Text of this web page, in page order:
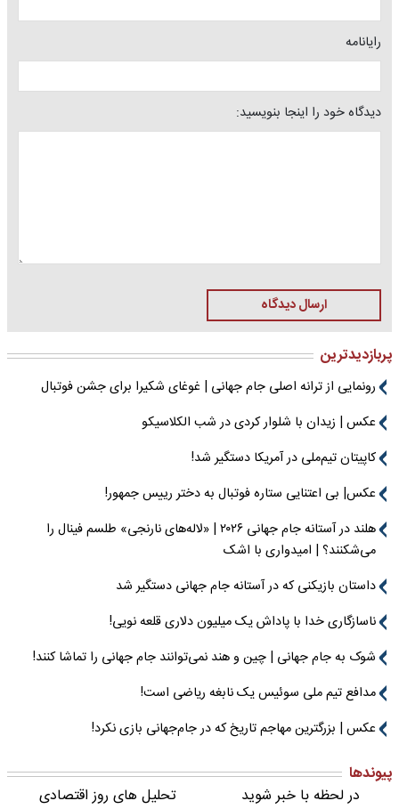
رایانامه
دیدگاه خود را اینجا بنویسید:
ارسال دیدگاه
پربازدیدترین
رونمایی از ترانه اصلی جام جهانی | غوغای شکیرا برای جشن فوتبال
عکس | زیدان با شلوار کردی در شب الکلاسیکو
کاپیتان تیم‌ملی در آمریکا دستگیر شد!
عکس| بی اعتنایی ستاره فوتبال به دختر رییس جمهور!
هلند در آستانه جام جهانی ۲۰۲۶ | «لاله‌های نارنجی» طلسم فینال را
می‌شکنند؟ | امیدواری با اشک
داستان بازیکنی که در آستانه جام جهانی دستگیر شد
ناسازگاری خدا با پاداش یک میلیون دلاری قلعه نویی!
شوک به جام جهانی | چین و هند نمی‌توانند جام جهانی را تماشا کنند!
مدافع تیم ملی سوئیس یک نابغه ریاضی است!
عکس | بزرگترین مهاجم تاریخ که در جام‌جهانی بازی نکرد!
پیوندها
در لحظه با خبر شوید
تحلیل های روز اقتصادی